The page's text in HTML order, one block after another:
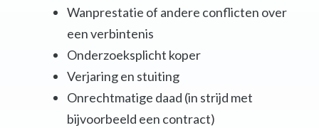
Wanprestatie of andere conflicten over
een verbintenis
Onderzoeksplicht koper
Verjaring en stuiting
Onrechtmatige daad (in strijd met
bijvoorbeeld een contract)